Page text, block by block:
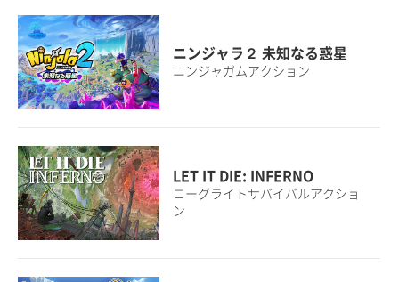
ニンジャラ２ 未知なる惑星
ニンジャガムアクション
LET IT DIE: INFERNO
ローグライトサバイバルアクショ
ン